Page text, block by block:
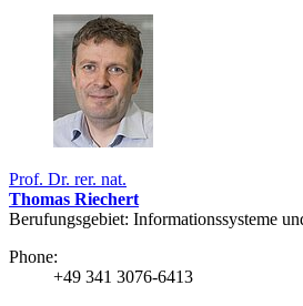
Prof. Dr. rer. nat.
Thomas Riechert
Berufungsgebiet: Informationssysteme
Phone:
+49 341 3076-6413